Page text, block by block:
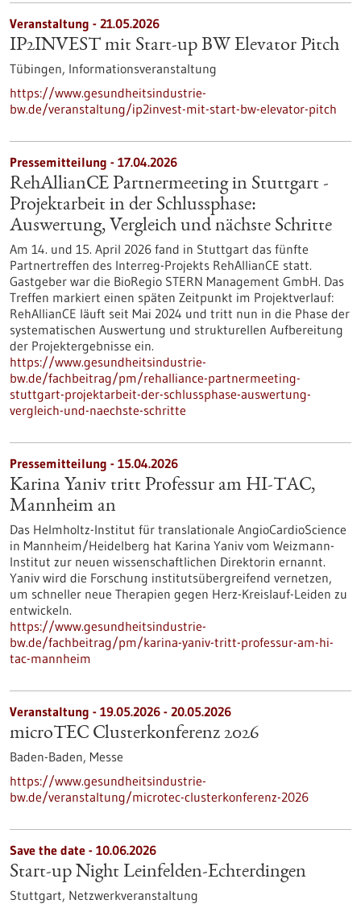
Veranstaltung - 21.05.2026
IP2INVEST mit Start-up BW Elevator Pitch
Tübingen, Informationsveranstaltung
https://www.gesundheitsindustrie-
bw.de/veranstaltung/ip2invest-mit-start-bw-elevator-pitch
Pressemitteilung - 17.04.2026
RehAllianCE Partnermeeting in Stuttgart -
Projektarbeit in der Schlussphase:
Auswertung, Vergleich und nächste Schritte
Am 14. und 15. April 2026 fand in Stuttgart das fünfte
Partnertreffen des Interreg-Projekts RehAllianCE statt.
Gastgeber war die BioRegio STERN Management GmbH. Das
Treffen markiert einen späten Zeitpunkt im Projektverlauf:
RehAllianCE läuft seit Mai 2024 und tritt nun in die Phase der
systematischen Auswertung und strukturellen Aufbereitung
der Projektergebnisse ein.
https://www.gesundheitsindustrie-
bw.de/fachbeitrag/pm/rehalliance-partnermeeting-
stuttgart-projektarbeit-der-schlussphase-auswertung-
vergleich-und-naechste-schritte
Pressemitteilung - 15.04.2026
Karina Yaniv tritt Professur am HI-TAC,
Mannheim an
Das Helmholtz-Institut für translationale AngioCardioScience
in Mannheim/Heidelberg hat Karina Yaniv vom Weizmann-
Institut zur neuen wissenschaftlichen Direktorin ernannt.
Yaniv wird die Forschung institutsübergreifend vernetzen,
um schneller neue Therapien gegen Herz-Kreislauf-Leiden zu
entwickeln.
https://www.gesundheitsindustrie-
bw.de/fachbeitrag/pm/karina-yaniv-tritt-professur-am-hi-
tac-mannheim
Veranstaltung - 19.05.2026 - 20.05.2026
microTEC Clusterkonferenz 2026
Baden-Baden, Messe
https://www.gesundheitsindustrie-
bw.de/veranstaltung/microtec-clusterkonferenz-2026
Save the date - 10.06.2026
Start-up Night Leinfelden-Echterdingen
Stuttgart, Netzwerkveranstaltung